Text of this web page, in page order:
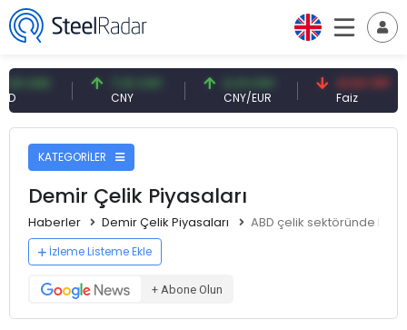
7,10 CNY
CNY
0,13 CNY
CNY/EUR
41,53 TRY
Faiz
KATEGORİLER
Demir Çelik Piyasaları
Haberler Demir Çelik Piyasaları ABD çelik sektöründe
İzleme Listeme Ekle
+ Abone Olun